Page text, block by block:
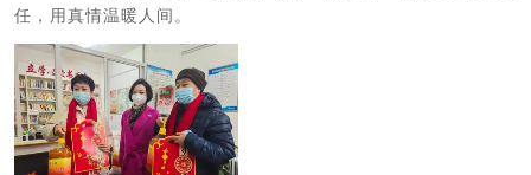
任，用真情温暖人间。